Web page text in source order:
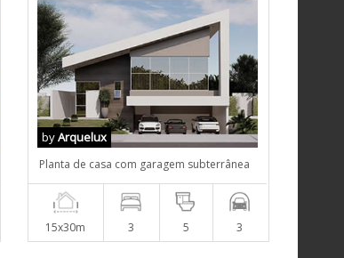
byArquelux
Planta de casa com garagem subterrânea
15x30m 3 5 3